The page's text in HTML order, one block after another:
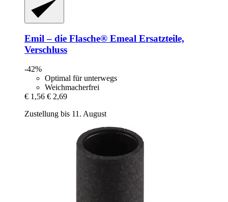
Emil – die Flasche® Emeal Ersatzteile,
Verschluss
-42%
Optimal für unterwegs
Weichmacherfrei
€ 1,56 € 2,69
Zustellung bis 11. August